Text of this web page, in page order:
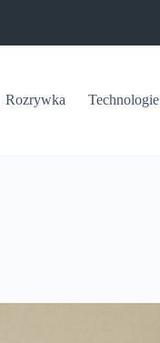
Rozrywka Technologie